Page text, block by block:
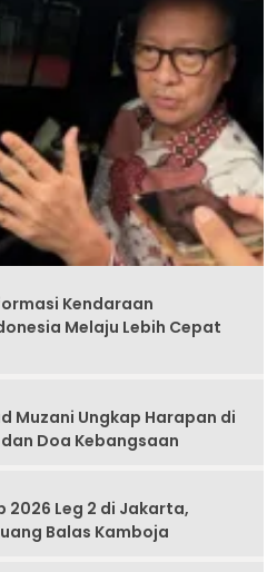
Kendaraan
Melaju Lebih Cepat
Muzani Ungkap Harapan di
Doa Kebangsaan
2026 Leg 2 di Jakarta,
Balas Kamboja